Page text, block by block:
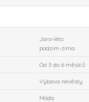
Jaro-léto
podzim-zima
Od 3 do 6 měsíců
Výbava nevěsty
Móda